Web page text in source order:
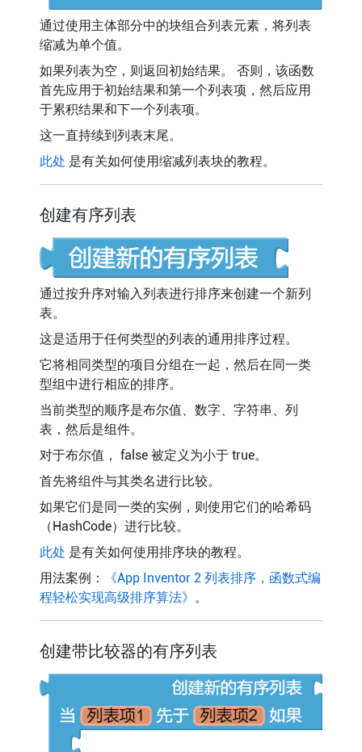
通过使用主体部分中的块组合列表元素，将列表
缩减为单个值。
如果列表为空，则返回初始结果。 否则，该函数
首先应用于初始结果和第一个列表项，然后应用
于累积结果和下一个列表项。
这一直持续到列表末尾。
此处 是有关如何使用缩减列表块的教程。
创建有序列表
通过按升序对输入列表进行排序来创建一个新列
表。
这是适用于任何类型的列表的通用排序过程。
它将相同类型的项目分组在一起，然后在同一类
型组中进行相应的排序。
当前类型的顺序是布尔值、数字、字符串、列
表，然后是组件。
对于布尔值， false 被定义为小于 true。
首先将组件与其类名进行比较。
如果它们是同一类的实例，则使用它们的哈希码
（HashCode）进行比较。
此处 是有关如何使用排序块的教程。
用法案例：
《App Inventor 2 列表排序，函数式编
程轻松实现高级排序算法》 。
创建带比较器的有序列表